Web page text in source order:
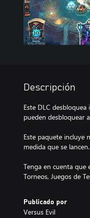
Descripción
Este DLC
pueden desbloquear
Este paquete incluye
medida que se lancen.
Tenga en cuenta que
Torneos, Juegos de
Publicado por
Versus Evil